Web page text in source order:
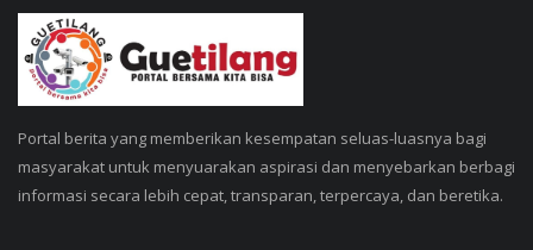
Portal berita yang memberikan kesempatan seluas-luasnya bagi
masyarakat untuk menyuarakan aspirasi dan menyebarkan berbagi
informasi secara lebih cepat, transparan, terpercaya, dan beretika.